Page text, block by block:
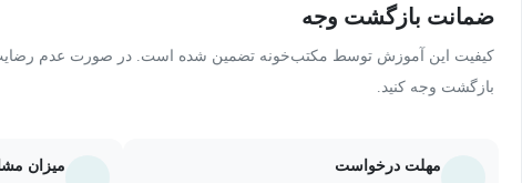
ضمانت بازگشت وجه
کیفیت این آموزش توسط مکتب‌خونه تضمین شده است. در صورت عدم
بازگشت وجه کنید.
مهلت درخواست میزان